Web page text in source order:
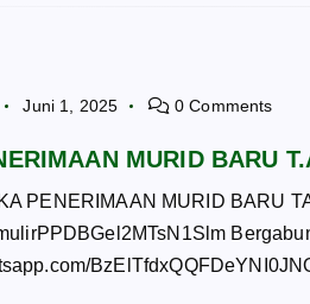
Juni 1, 2025 0 Comments
MURID BARU
PENERIMAAN MURID BARU